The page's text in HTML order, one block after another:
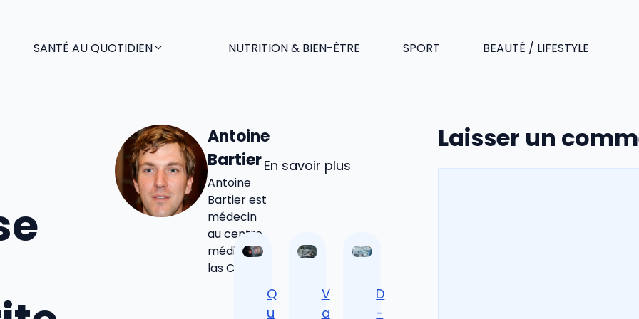
SANTÉ AU QUOTIDIEN NUTRITION & BIEN-ÊTRE SPORT BEAUTÉ / LIFESTYLE
Antoine
Bartier
Antoine
Bartier est
médecin
au centre
médical
las Cobas
En savoir plus
Q
u
V
a
D
-
Laisser un